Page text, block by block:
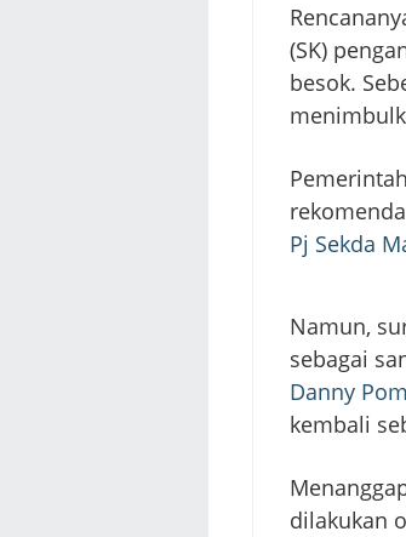
(SK)
besok.
Pj Sekda
Namun,
sebagai
Danny
kembali
dilakukan